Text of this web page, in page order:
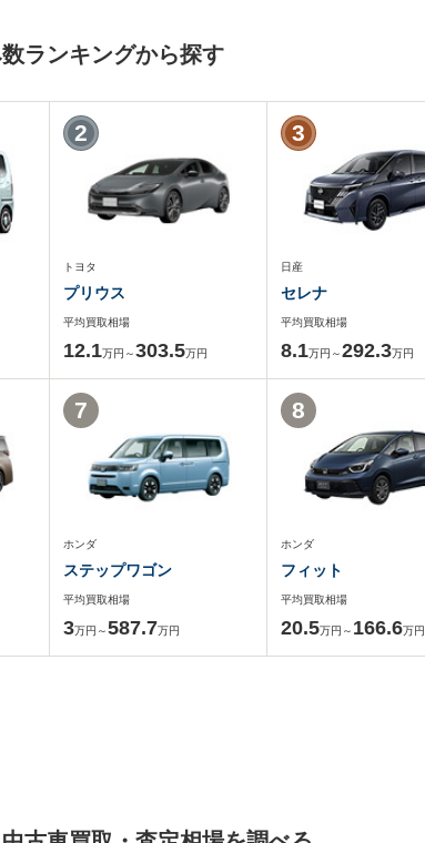
ランキングから探す
トヨタ
プリウス
平均買取相場
12.1万円～303.5万円
2
日産
セレナ
平均買取相場
8.1万円～292.3万円
3
ホンダ
ステップワゴン
平均買取相場
3万円～587.7万円
7
ホンダ
フィット
平均買取相場
20.5万円～ 166.6万円
8